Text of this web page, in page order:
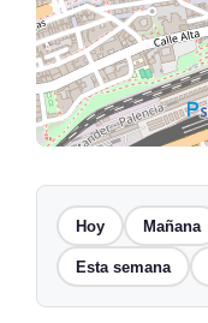
Hoy Mañana
Esta semana